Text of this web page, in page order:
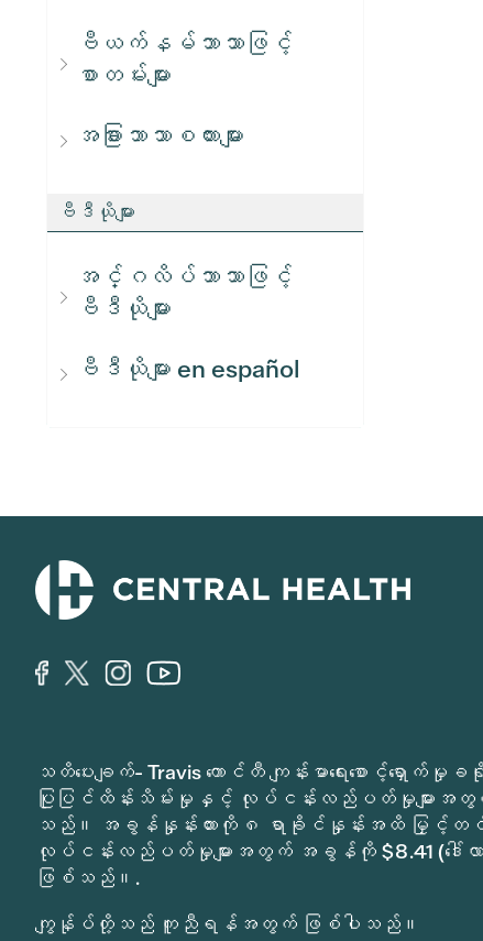
ဗီယက်နမ်ဘာသာဖြင့်
စာတမ်းများ
အခြားဘာသာစကားများ
ဗီဒီယိုများ
အင်္ဂလိပ်ဘာသာဖြင့်
ဗီဒီယိုများ
ဗီဒီယိုများ en español
သတိပေးချက်- Travis ကောင်တီ ကျန်းမာရေးစောင့်
ပြုပြင်ထိန်းသိမ်းမှုနှင့် လုပ်ငန်းလည်ပတ်မှုများ
သည်။ အခွန်နှုန်းထားကို ၈ ရာခိုင်နှုန်းအထိ မြှင့်တ
လုပ်ငန်းလည်ပတ်မှုများအတွက် အခွန်ကို $8.41 (ဒေ
ဖြစ်သည်။.
ကျွန်ုပ်တို့သည် ကူညီရန်အတွက် ဖြစ်ပါသည်။